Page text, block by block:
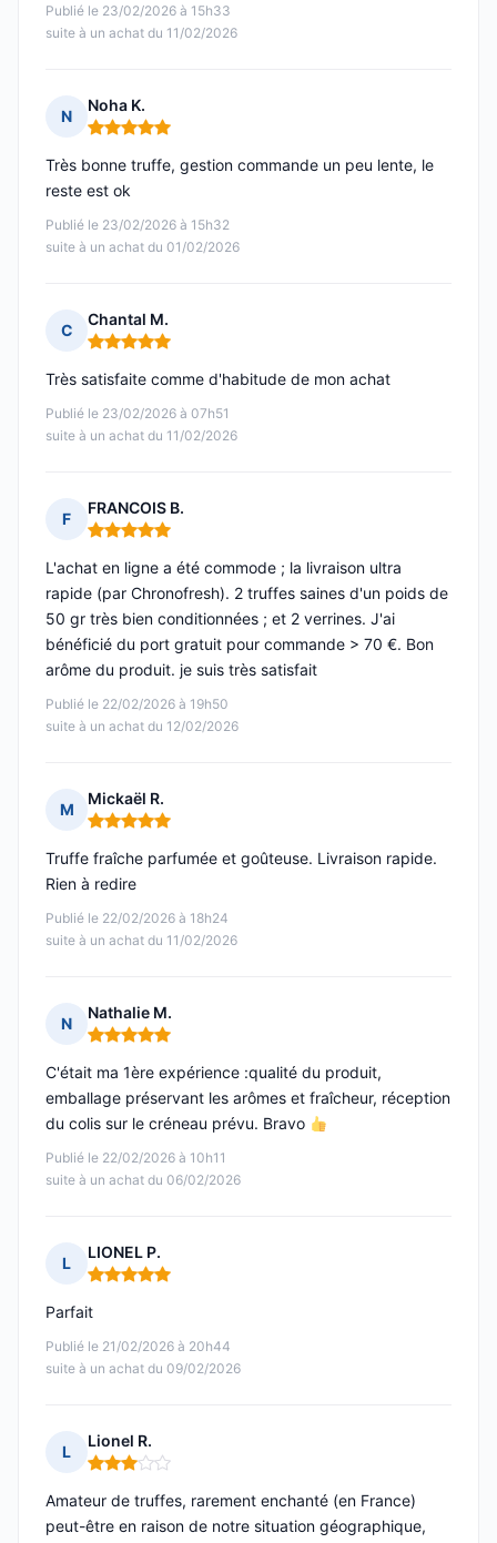
Publié le 23/02/2026 à 15h33
suite à un achat du 11/02/2026
N
Noha K.
Note : 5 sur 5
Publié le 23/02/2026 à 15h32
suite à un achat du 01/02/2026
Très bonne truffe, gestion commande un peu lente, le
reste est ok
C
Chantal M.
Note : 5 sur 5
Publié le 23/02/2026 à 07h51
suite à un achat du 11/02/2026
Très satisfaite comme d'habitude de mon achat
F
FRANCOIS B.
Note : 5 sur 5
Publié le 22/02/2026 à 19h50
suite à un achat du 12/02/2026
L'achat en ligne a été commode ; la livraison ultra
rapide (par Chronofresh). 2 truffes saines d'un poids de
50 gr très bien conditionnées ; et 2 verrines. J'ai
bénéficié du port gratuit pour commande > 70 €. Bon
arôme du produit. je suis très satisfait
M
Mickaël R.
Note : 5 sur 5
Publié le 22/02/2026 à 18h24
suite à un achat du 11/02/2026
Truffe fraîche parfumée et goûteuse. Livraison rapide.
Rien à redire
N
Nathalie M.
Note : 5 sur 5
Publié le 22/02/2026 à 10h11
suite à un achat du 06/02/2026
C'était ma 1ère expérience :qualité du produit,
emballage préservant les arômes et fraîcheur, réception
du colis sur le créneau prévu. Bravo
L
LIONEL P.
Note : 5 sur 5
Publié le 21/02/2026 à 20h44
suite à un achat du 09/02/2026
Parfait
L
Lionel R.
Note : 3 sur 5
Amateur de truffes, rarement enchanté (en France)
peut-être en raison de notre situation géographique,